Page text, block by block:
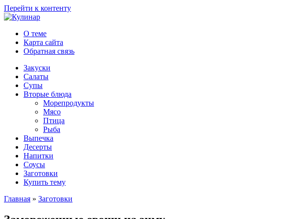
Перейти к контенту
О теме
Карта сайта
Обратная связь
Закуски
Салаты
Супы
Вторые блюда
Морепродукты
Мясо
Птица
Рыба
Выпечка
Десерты
Напитки
Соусы
Заготовки
Купить тему
Главная » Заготовки